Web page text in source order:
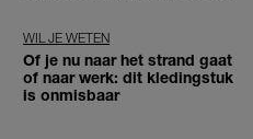
WIL JE WETEN
Of je nu naar het strand gaat
of naar werk: dit kledingstuk
is onmisbaar